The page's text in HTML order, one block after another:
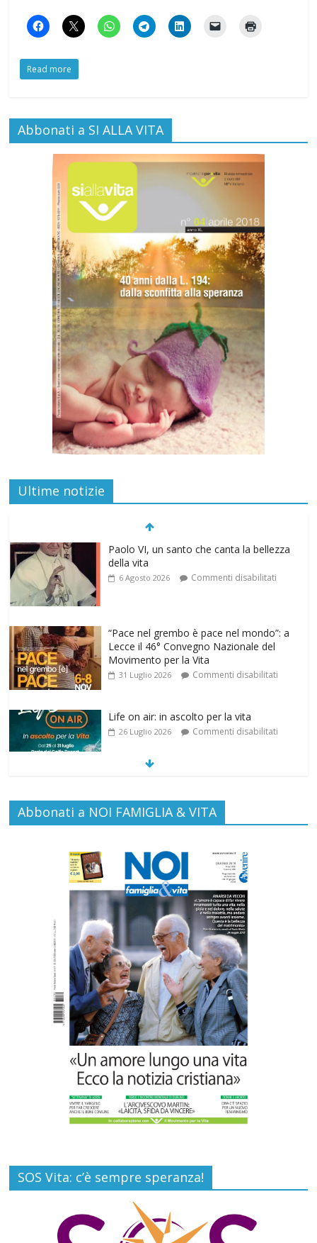
Read more
Abbonati a SI ALLA VITA
Ultime notizie
Paolo VI, un santo che canta la bellezza
della vita
6 Agosto 2026 Commenti disabilitati
“Pace nel grembo è pace nel mondo”: a
Lecce il 46° Convegno Nazionale del
Movimento per la Vita
31 Luglio 2026 Commenti disabilitati
Life on air: in ascolto per la vita
26 Luglio 2026 Commenti disabilitati
Emilia Romagna al suicidio assistito per
legge
Gino Soldera nominato Membro della
“Hall of Honor Prenatal Sciences 2026”
16 Luglio 2026 Commenti disabilitati
Carlo Casini, “giusto” perché testimone
della carità sociale
7 Agosto 2026 Commenti disabilitati
Abbonati a NOI FAMIGLIA & VITA
SOS Vita: c’è sempre speranza!